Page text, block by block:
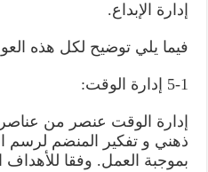
إدارة الإبداع.
فيما يلي توضيح لكل هذه
5-1 إدارة الوقت:
إدارة الوقت عنصر من
ذهني و تفكير المنضم لرسم
بموجبة العمل. وفقا للأهداف